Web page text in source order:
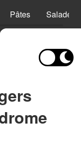
Pâtes Salades